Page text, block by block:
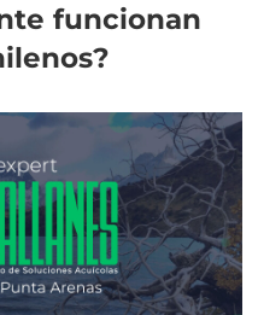
funcionan